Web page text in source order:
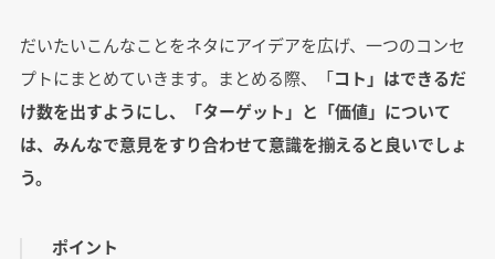
だいたいこんなことをネタにアイデアを広げ、一つのコンセ
プトにまとめていきます。まとめる際、「コト」はできるだ
け数を出すようにし、「ターゲット」と「価値」について
は、みんなで意見をすり合わせて意識を揃えると良いでしょ
う。
ポイント